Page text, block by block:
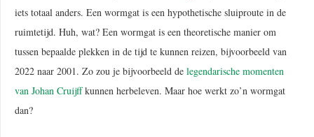
iets totaal anders. Een wormgat is een hypothetische sluiproute in de
ruimtetijd. Huh, wat? Een wormgat is een theoretische manier om
tussen bepaalde plekken in de tijd te kunnen reizen, bijvoorbeeld van
2022 naar 2001. Zo zou je bijvoorbeeld de legendarische momenten
van Johan Cruijffkunnen herbeleven. Maar hoe werkt zo’n wormgat
dan?